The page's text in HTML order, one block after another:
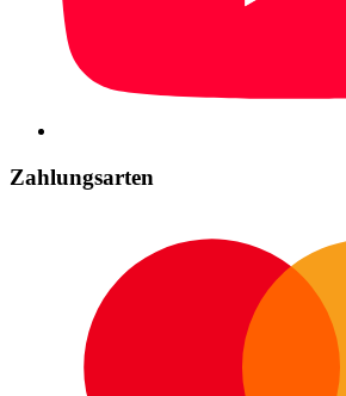
Zahlungsarten